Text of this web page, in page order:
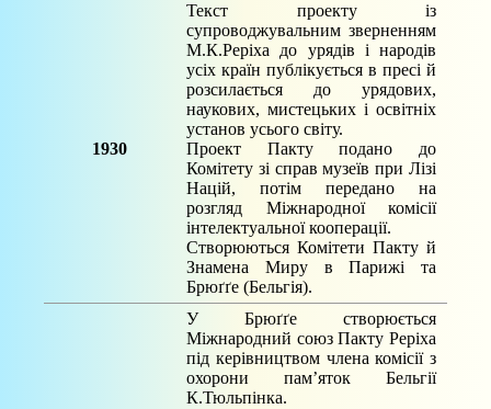
1930
Текст проекту із
супроводжувальним зверненням
М.К.Реріха до урядів і народів
усіх країн публікується в пресі й
розсилається до урядових,
наукових, мистецьких і освітніх
установ усього світу.
Проект Пакту подано до
Комітету зі справ музеїв при Лізі
Націй, потім передано на
розгляд Міжнародної комісії
інтелектуальної кооперації.
Створюються Комітети Пакту й
Знамена Миру в Парижі та
Брюґґе (Бельгія).
У Брюґґе створюється
Міжнародний союз Пакту Реріха
під керівництвом члена комісії з
охорони пам’яток Бельгії
К.Тюльпінка.